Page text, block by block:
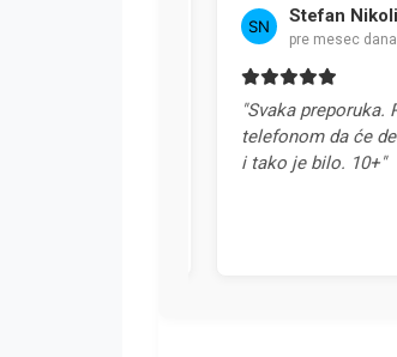
Stefan Nikolic
pre mesec dana
"Svaka preporuka.
telefonom da će deo
i tako je bilo. 10+"